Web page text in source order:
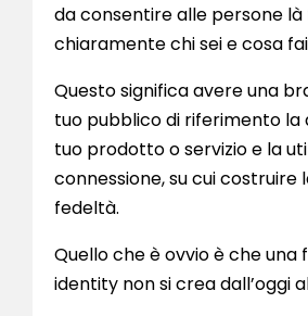
da consentire alle persone
chiaramente chi sei e cosa
Questo significa avere una
tuo pubblico di riferimento la
tuo prodotto o servizio e la
connessione, su cui costruire
fedeltà.
Quello che è ovvio è che
identity non si crea dall’oggi